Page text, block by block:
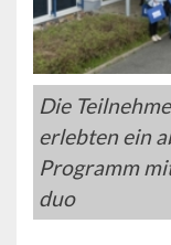
Die
erlebten ein
Programm
duo